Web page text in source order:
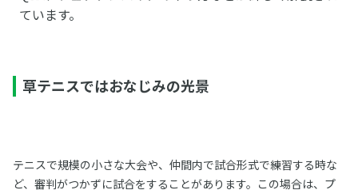
ています。
草テニスではおなじみの光景
テニスで規模の小さな大会や、仲間内で試合形式で練習する時な
ど、審判がつかずに試合をすることがあります。この場合は、プ